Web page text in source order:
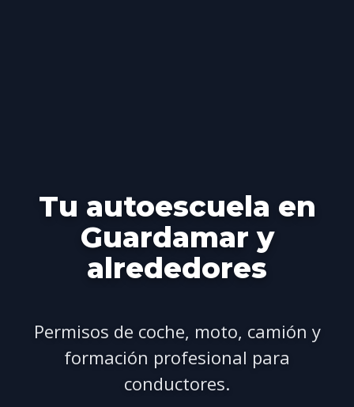
Tu autoescuela en
Guardamar y
alrededores
Permisos de coche, moto, camión y
formación profesional para
conductores.